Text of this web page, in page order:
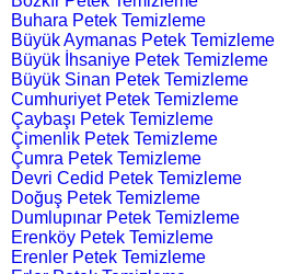
Buhara Petek Temizleme
Büyük Aymanas Petek Temizleme
Büyük İhsaniye Petek Temizleme
Büyük Sinan Petek Temizleme
Cumhuriyet Petek Temizleme
Çaybaşı Petek Temizleme
Çimenlik Petek Temizleme
Çumra Petek Temizleme
Devri Cedid Petek Temizleme
Doğuş Petek Temizleme
Dumlupınar Petek Temizleme
Erenköy Petek Temizleme
Erenler Petek Temizleme